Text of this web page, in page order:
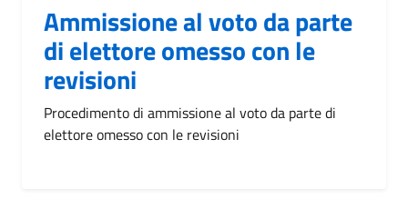
Ammissione al voto da parte
di elettore omesso con le
revisioni
Procedimento di ammissione al voto da parte di
elettore omesso con le revisioni